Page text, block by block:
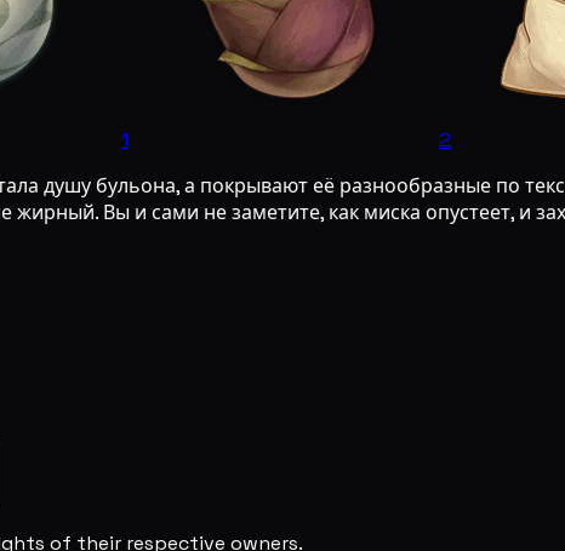
1 2
душу бульона, а покрывают её разнообразные по
Вы и сами не заметите, как миска опустеет, и
of their respective owners.